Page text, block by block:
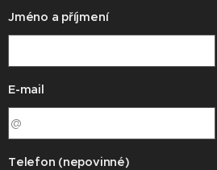
Jméno a příjmení
E-mail
Telefon (nepovinné)